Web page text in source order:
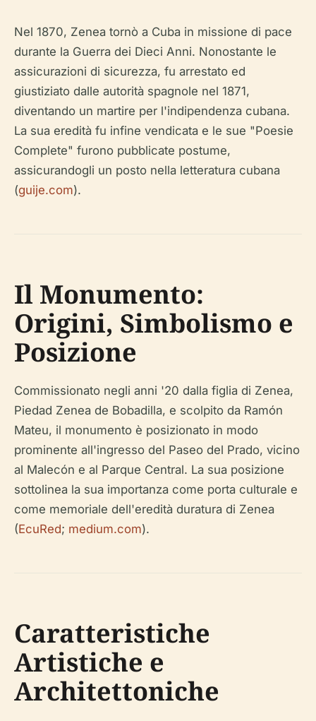
Nel 1870, Zenea tornò a Cuba in missione di pace
durante la Guerra dei Dieci Anni. Nonostante le
assicurazioni di sicurezza, fu arrestato ed
giustiziato dalle autorità spagnole nel 1871,
diventando un martire per l'indipendenza cubana.
La sua eredità fu infine vendicata e le sue "Poesie
Complete" furono pubblicate postume,
assicurandogli un posto nella letteratura cubana
(guije.com).
Il Monumento:
Origini, Simbolismo e
Posizione
Commissionato negli anni '20 dalla figlia di Zenea,
Piedad Zenea de Bobadilla, e scolpito da Ramón
Mateu, il monumento è posizionato in modo
prominente all'ingresso del Paseo del Prado, vicino
al Malecón e al Parque Central. La sua posizione
sottolinea la sua importanza come porta culturale e
come memoriale dell'eredità duratura di Zenea
(EcuRed; medium.com).
Caratteristiche
Artistiche e
Architettoniche